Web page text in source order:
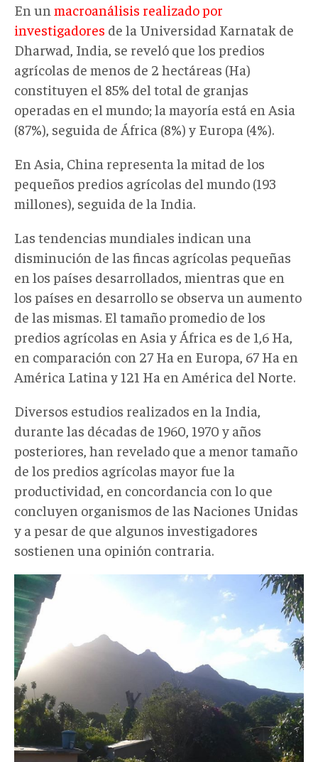
En un macroanálisis realizado por
investigadores de la Universidad Karnatak de
Dharwad, India, se reveló que los predios
agrícolas de menos de 2 hectáreas (Ha)
constituyen el 85% del total de granjas
operadas en el mundo; la mayoría está en Asia
(87%), seguida de África (8%) y Europa (4%).
En Asia, China representa la mitad de los
pequeños predios agrícolas del mundo (193
millones), seguida de la India.
Las tendencias mundiales indican una
disminución de las fincas agrícolas pequeñas
en los países desarrollados, mientras que en
los países en desarrollo se observa un aumento
de las mismas. El tamaño promedio de los
predios agrícolas en Asia y África es de 1,6 Ha,
en comparación con 27 Ha en Europa, 67 Ha en
América Latina y 121 Ha en América del Norte.
Diversos estudios realizados en la India,
durante las décadas de 1960, 1970 y años
posteriores, han revelado que a menor tamaño
de los predios agrícolas mayor fue la
productividad, en concordancia con lo que
concluyen organismos de las Naciones Unidas
y a pesar de que algunos investigadores
sostienen una opinión contraria.